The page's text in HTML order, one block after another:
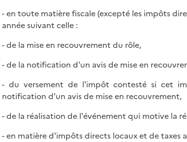
- en toute matière fiscale (excepté les impôts
année suivant celle :
- de la mise en recouvrement du rôle,
- de la notification d'un avis de mise en
- du versement de l'impôt contesté si cet
notification d'un avis de mise en recouvrement,
- de la réalisation de l'événement qui motive la
- en matière d'impôts directs locaux et de taxes